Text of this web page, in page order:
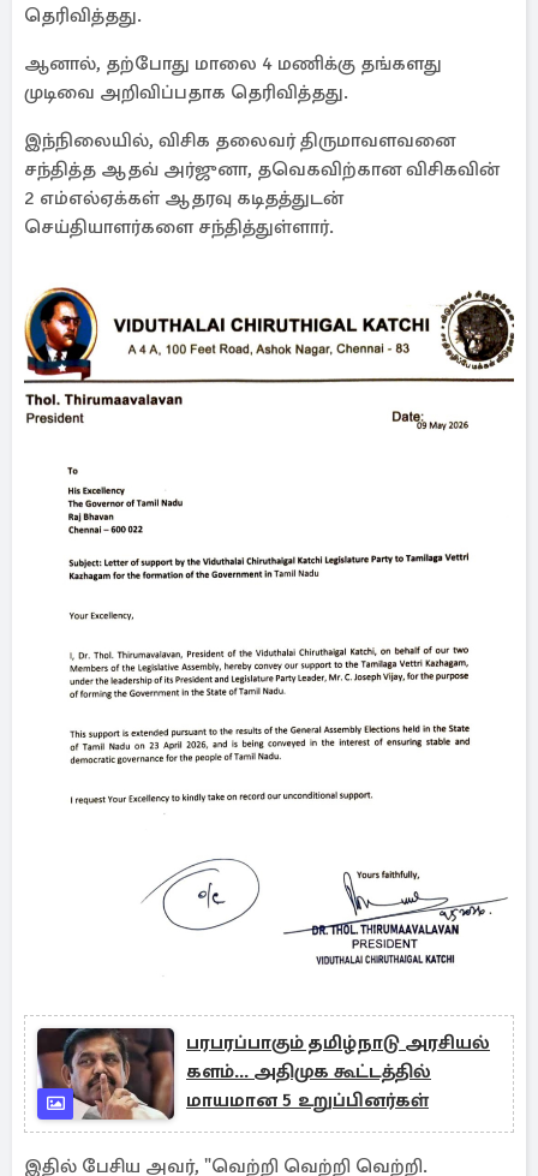
தெரிவித்தது.
ஆனால், தற்போது மாலை 4 மணிக்கு தங்களது
முடிவை அறிவிப்பதாக தெரிவித்தது.
இந்நிலையில், விசிக தலைவர் திருமாவளவனை
சந்தித்த ஆதவ் அர்ஜுனா, தவெகவிற்கான விசிகவின்
2 எம்எல்ஏக்கள் ஆதரவு கடிதத்துடன்
செய்தியாளர்களை சந்தித்துள்ளார்.
பரபரப்பாகும் தமிழ்நாடு அரசியல்
களம்... அதிமுக கூட்டத்தில்
மாயமான 5 உறுப்பினர்கள்
இதில் பேசிய அவர், "வெற்றி வெற்றி வெற்றி.